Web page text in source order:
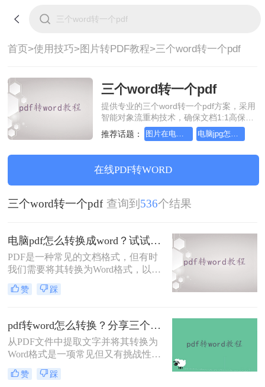
首页>使用技巧>图片转PDF教程>三个word转一个pdf
三个word转一个pdf
提供专业的三个word转一个pdf方案，采用
智能对象流重构技术，确保文档1:1高保真
还原且排版不乱码。支持一键批量处理，
全链路 SSL 加密保障隐私安全。助您快速
办公。
推荐话题： 图片在电脑怎么转换成pdf，简单高效的转换方法 电脑jpg怎么转换成pdf
在线PDF转WORD
三个word转一个pdf 查询到 536个结果
电脑pdf怎么转换成word？试试这三个转换方法！
PDF是一种常见的文档格式，但有时
我们需要将其转换为Word格式，以便
编辑、修改或复制其中的内容。那
么，电脑pdf怎么转换成word呢？本文
法。
赞 踩
pdf转word怎么转换？分享三个简单的方法！
从PDF文件中提取文字并将其转换为
Word格式是一项常见但又有挑战性的
任务。无论是为了编辑、复制或者重
新格式化内容，将PDF转为Word可以
赞 踩